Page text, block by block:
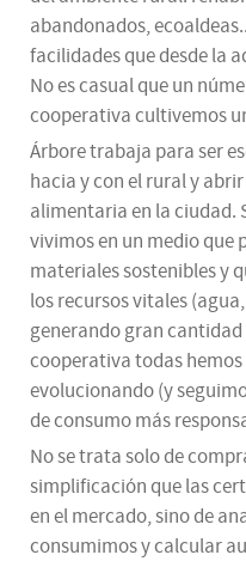
abandonados,
facilidades que desde la
No es casual que un
cooperativa cultivemos
Árbore trabaja para ser
hacia y con el rural y
alimentaria en la ciudad.
vivimos en un medio que
materiales sostenibles y
los recursos vitales
generando gran cantidad
cooperativa todas
evolucionando (y
de consumo más
No se trata solo de
simplificación que las
en el mercado, sino de
consumimos y calcular